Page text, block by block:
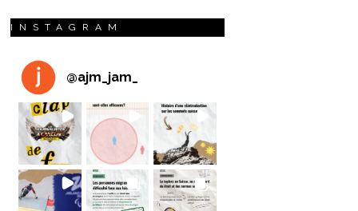
INSTAGRAM
@ajm_jam_